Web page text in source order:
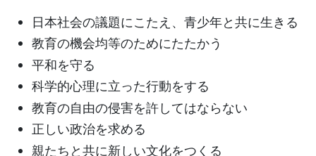
日本社会の議題にこたえ、青少年と共に生きる
教育の機会均等のためにたたかう
平和を守る
科学的心理に立った行動をする
教育の自由の侵害を許してはならない
正しい政治を求める
親たちと共に新しい文化をつくる